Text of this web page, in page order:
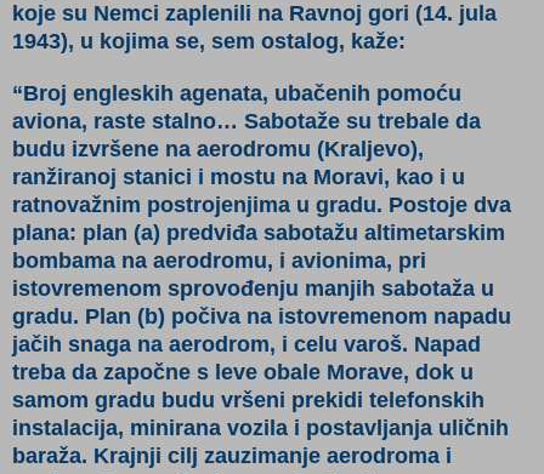
koje su Nemci zaplenili na Ravnoj gori (14. jula
1943), u kojima se, sem ostalog, kaže:
“Broj engleskih agenata, ubačenih pomoću
aviona, raste stalno… Sabotaže su trebale da
budu izvršene na aerodromu (Kraljevo),
ranžiranoj stanici i mostu na Moravi, kao i u
ratnovažnim postrojenjima u gradu. Postoje dva
plana: plan (a) predviđa sabotažu altimetarskim
bombama na aerodromu, i avionima, pri
istovremenom sprovođenju manjih sabotaža u
gradu. Plan (b) počiva na istovremenom napadu
jačih snaga na aerodrom, i celu varoš. Napad
treba da započne s leve obale Morave, dok u
samom gradu budu vršeni prekidi telefonskih
instalacija, minirana vozila i postavljanja uličnih
baraža. Krajnji cilj zauzimanje aerodroma i